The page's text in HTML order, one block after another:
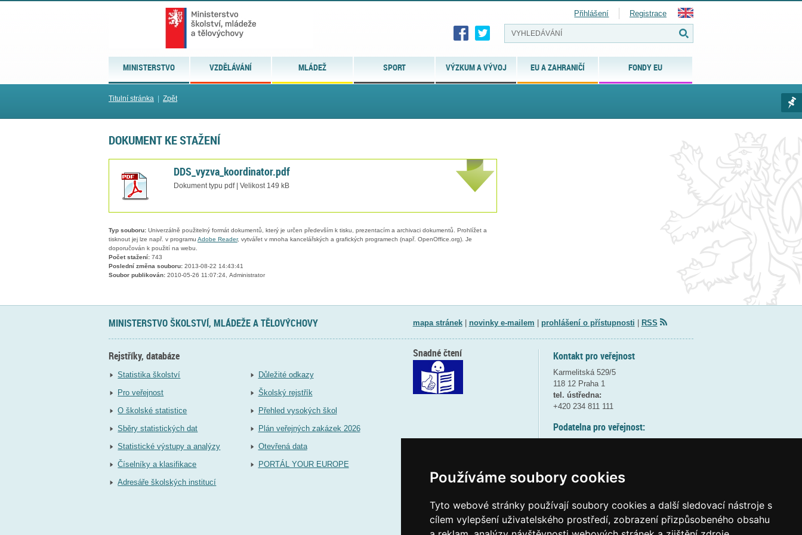
Používáme soubory cookies
Tyto webové stránky používají soubory cookies a další sledovací nástroje s
cílem vylepšení uživatelského prostředí, zobrazení přizpůsobeného obsahu
MINISTERSTVO VZDĚLÁVÁNÍ MLÁDEŽ SPORT VÝZKUM A VÝVOJ EU A ZAHRANIČÍ FONDY EU
Přihlášení Registrace
Titulní stránka Zpět
DOKUMENT KE STAŽENÍ
DDS_vyzva_koordinator.pdf
Dokument typu pdf | Velikost 149 kB
Typ souboru: Univerzálně použitelný formát dokumentů, který je určen především k tisku, prezentacím a archivaci dokumentů. Prohlížet a
tisknout jej lze např. v programu Adobe Reader, vytvářet v mnoha kancelářských a grafických programech (např. OpenOffice.org). Je
doporučován k použití na webu.
Počet stažení: 743
Poslední změna souboru: 2013-08-22 14:43:41
Soubor publikován: 2010-05-26 11:07:24, Administrator
MINISTERSTVO ŠKOLSTVÍ, MLÁDEŽE A TĚLOVÝCHOVY mapa stránek| novinky e-mailem prohlášení o přístupnosti RSS
Rejstříky, databáze
Statistika školství
Pro veřejnost
O školské statistice
Sběry statistických dat
Statistické výstupy a analýzy
Číselníky a klasifikace
Adresáře školských institucí
Důležité odkazy
Školský rejstřík
Přehled vysokých škol
Plán veřejných zakázek 2026
Otevřená data
PORTÁL YOUR EUROPE
Kontakt pro veřejnost
Karmelitská 529/5
118 12 Praha 1
tel. ústředna:
+420 234 811 111
Podatelna pro veřejnost:
(více informací
Elektronická podatelna:
Snadné čtení